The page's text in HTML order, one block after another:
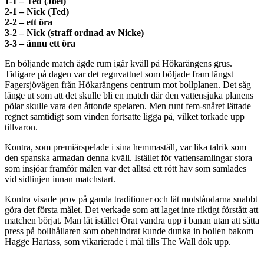
2-1 – Nick (Ted)
2-2 – ett öra
3-2 – Nick (straff ordnad av Nicke)
3-3 – ännu ett öra
En böljande match ägde rum igår kväll på Hökarängens grus.
Tidigare på dagen var det regnvattnet som böljade fram längst
Fagersjövägen från Hökarängens centrum mot bollplanen. Det såg
länge ut som att det skulle bli en match där den vattensjuka planens
pölar skulle vara den åttonde spelaren. Men runt fem-snåret lättade
regnet samtidigt som vinden fortsatte ligga på, vilket torkade upp
tillvaron.
Kontra, som premiärspelade i sina hemmaställ, var lika talrik som
den spanska armadan denna kväll. Istället för vattensamlingar stora
som insjöar framför målen var det alltså ett rött hav som samlades
vid sidlinjen innan matchstart.
Kontra visade prov på gamla traditioner och lät motståndarna snabbt
göra det första målet. Det verkade som att laget inte riktigt förstått att
matchen börjat. Man lät istället Örat vandra upp i banan utan att sätta
press på bollhållaren som obehindrat kunde dunka in bollen bakom
Hagge Hartass, som vikarierade i mål tills The Wall dök upp.